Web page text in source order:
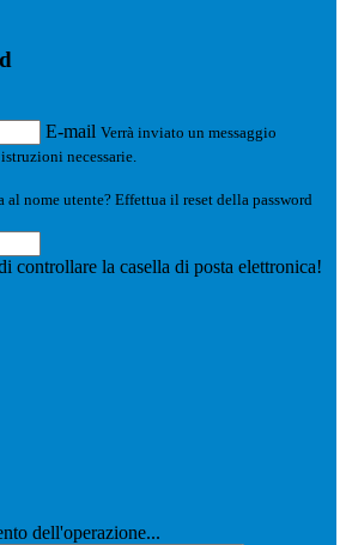
E-mail Verrà inviato un messaggio
necessarie.
al nome utente? Effettua il reset della password
controllare la casella di posta elettronica!
dell'operazione...